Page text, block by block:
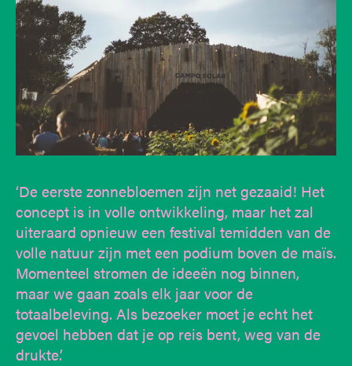
‘De eerste zonnebloemen zijn net gezaaid! Het
concept is in volle ontwikkeling, maar het zal
uiteraard opnieuw een festival temidden van de
volle natuur zijn met een podium boven de maïs.
Momenteel stromen de ideeën nog binnen,
maar we gaan zoals elk jaar voor de
totaalbeleving. Als bezoeker moet je echt het
gevoel hebben dat je op reis bent, weg van de
drukte.’